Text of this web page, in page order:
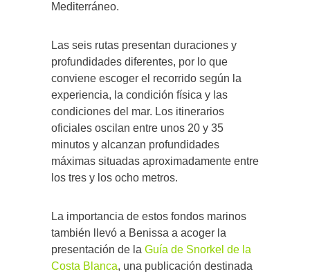
Mediterráneo.
Las seis rutas presentan duraciones y
profundidades diferentes, por lo que
conviene escoger el recorrido según la
experiencia, la condición física y las
condiciones del mar. Los itinerarios
oficiales oscilan entre unos 20 y 35
minutos y alcanzan profundidades
máximas situadas aproximadamente entre
los tres y los ocho metros.
La importancia de estos fondos marinos
también llevó a Benissa a acoger la
presentación de la Guía de Snorkel de la
Costa Blanca, una publicación destinada